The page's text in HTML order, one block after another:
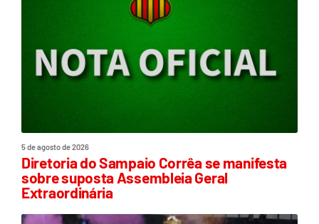
5 de agosto de 2026
Diretoria do Sampaio Corrêa se manifesta
sobre suposta Assembleia Geral
Extraordinária